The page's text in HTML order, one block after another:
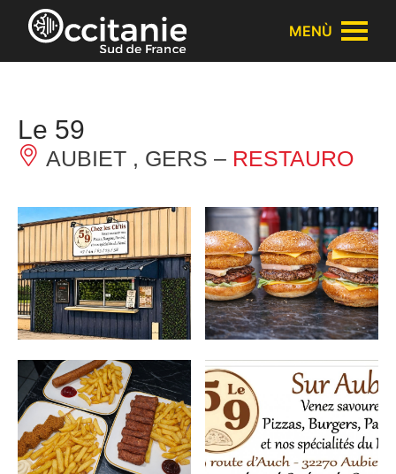
Pannello di gestione dei cookies
MENÙ
Le 59
AUBIET , GERS – RESTAURO